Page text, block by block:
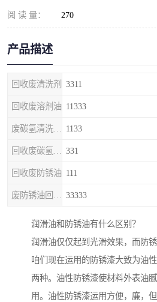
阅 读 量： 270
产品描述
回收废清洗剂 3311
回收废溶剂油 11333
1133
331
回收废防锈油 111
33333
润滑油和防锈油有什么区别？
润滑油仅仅起到光滑效果，而防
咱们现在运用的防锈漆大致为油
两种。油性防锈漆使材料外表油
用。油性防锈漆运用方便，廉，